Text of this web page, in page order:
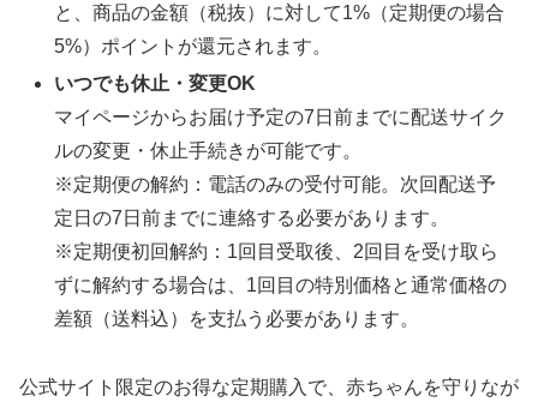
と、商品の金額（税抜）に対して1%（定期便の場合
5%）ポイントが還元されます。
いつでも休止・変更OK
マイページからお届け予定の7日前までに配送サイク
ルの変更・休止手続きが可能です。
※定期便の解約：電話のみの受付可能。次回配送予
定日の7日前までに連絡する必要があります。
※定期便初回解約：1回目受取後、2回目を受け取ら
ずに解約する場合は、1回目の特別価格と通常価格の
差額（送料込）を支払う必要があります。
公式サイト限定のお得な定期購入で、赤ちゃんを守りなが